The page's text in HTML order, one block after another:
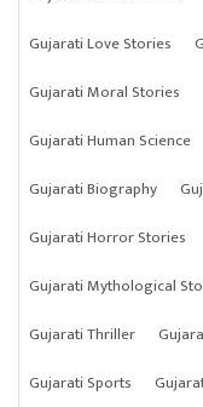
Gujarati Love Stories
Gujarati Moral Stories
Gujarati Human Science
Gujarati Biography
Gujarati Horror Stories
Gujarati Mythological
Gujarati Thriller
Gujarati Sports